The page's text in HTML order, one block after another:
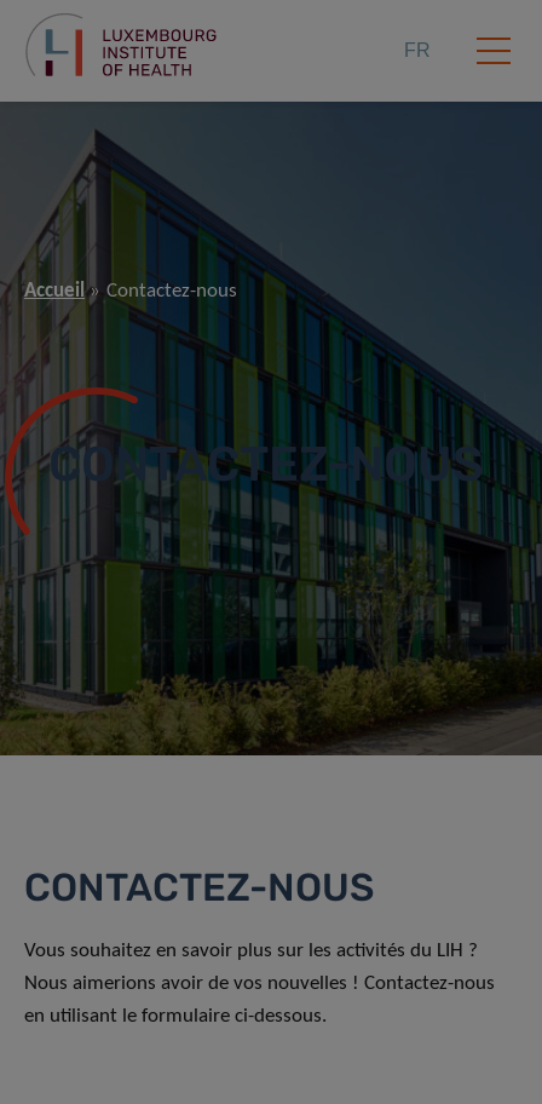
FR
Accueil Contactez-nous
CONTACTEZ-NOUS
CONTACTEZ-NOUS
Vous souhaitez en savoir plus sur les activités du LIH ?
Nous aimerions avoir de vos nouvelles ! Contactez-nous
en utilisant le formulaire ci-dessous.